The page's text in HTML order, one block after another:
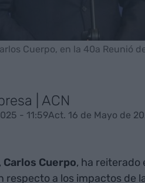
Cuerpo, en la 40a Reunió
| ACN
- 11:59Act. 16 de Mayo de
Carlos Cuerpo, ha reiterado
respecto a los impactos de